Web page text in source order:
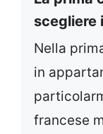
scegliere
Nella
in
francese